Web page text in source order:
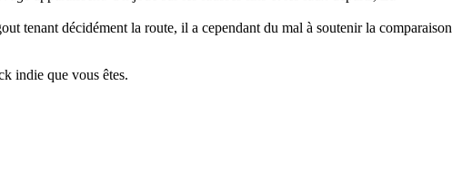
tenant décidément la route, il a cependant du mal à soutenir la comparaison
indie que vous êtes.